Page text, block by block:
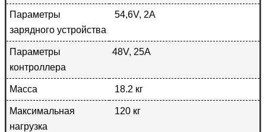
Параметры
зарядного устройства
54,6V, 2A
Параметры
контроллера
48V, 25A
Масса 18.2 кг
Максимальная
нагрузка
120 кг